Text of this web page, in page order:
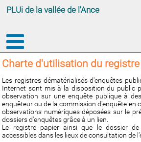
PLUi de la vallée de l'Ance
Charte d'utilisation du
Les registres dématérialisés d'enquêtes
Internet sont mis à la disposition du public
observation sur une enquête publique à
enquêteur ou de la commission d'enquête en
observations numériques déposées sur le
dossiers d'enquêtes grâce à un lien.
Le registre papier ainsi que le dossier
accessibles dans les lieux de consultation de